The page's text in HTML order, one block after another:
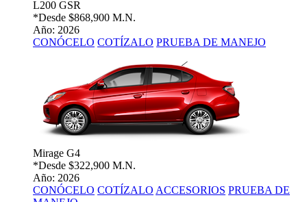
L200 GSR
*Desde $868,900 M.N.
Año: 2026
CONÓCELO COTÍZALO PRUEBA DE MANEJO
Mirage G4
*Desde $322,900 M.N.
Año: 2026
CONÓCELO COTÍZALO ACCESORIOS PRUEBA DE